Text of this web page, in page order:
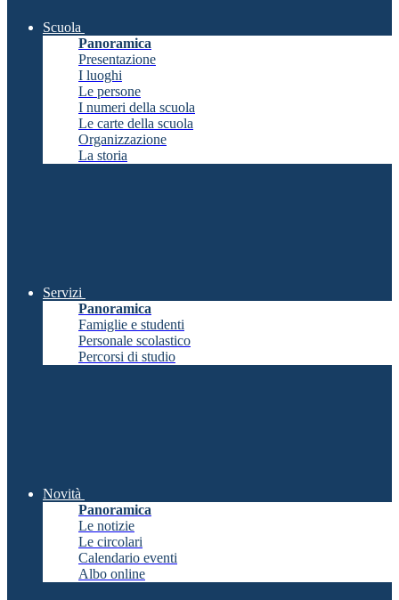
Scuola
Panoramica
Presentazione
I luoghi
Le persone
I numeri della scuola
Le carte della scuola
Organizzazione
La storia
Servizi
Panoramica
Famiglie e studenti
Personale scolastico
Percorsi di studio
Novità
Panoramica
Le notizie
Le circolari
Calendario eventi
Albo online